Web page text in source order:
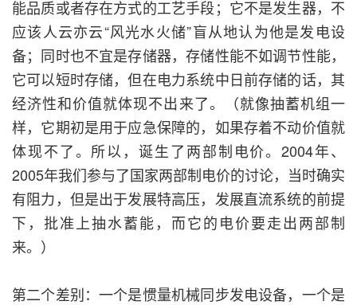
能品质或者存在方式的工艺手段；它不是发生器，不
应该人云亦云“风光水火储”盲从地认为他是发电设
备；同时也不宜是存储器，存储性能不如调节性能，
它可以短时存储，但在电力系统中日前存储的话，其
经济性和价值就体现不出来了。（就像抽蓄机组一
样，它期初是用于应急保障的，如果存着不动价值就
体现不了。所以，诞生了两部制电价。2004年、
2005年我们参与了国家两部制电价的讨论，当时确实
有阻力，但是出于发展特高压，发展直流系统的前提
下，批准上抽水蓄能，而它的电价要走出两部制
来。）
第二个差别：一个是惯量机械同步发电设备，一个是